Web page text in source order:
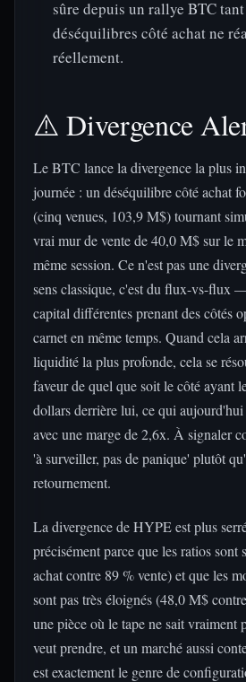
sûre depuis un rallye BTC
déséquilibres côté achat ne
réellement.
⚠️ Divergence
Le BTC lance la divergence la plus
journée : un déséquilibre côté achat
(cinq venues, 103,9 M$) tournant
vrai mur de vente de 40,0 M$ sur le
même session. Ce n'est pas une
sens classique, c'est du flux-vs-flux
capital différentes prenant des côtés
carnet en même temps. Quand cela
liquidité la plus profonde, cela se
faveur de quel que soit le côté ayant
dollars derrière lui, ce qui aujourd'hui
avec une marge de 2,6x. À signaler
'à surveiller, pas de panique' plutôt
retournement.
La divergence de HYPE est plus
précisément parce que les ratios sont
achat contre 89 % vente) et que les
sont pas très éloignés (48,0 M$
une pièce où le tape ne sait vraiment
veut prendre, et un marché aussi
est exactement le genre de